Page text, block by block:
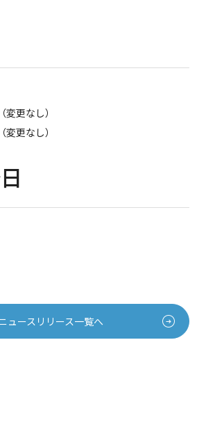
更なし）
更なし）
ュースリリース一覧へ